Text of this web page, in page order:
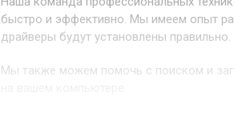
быстро и эффективно. Мы имеем опыт
драйверы будут установлены правильно.
Мы также можем помочь с поиском и